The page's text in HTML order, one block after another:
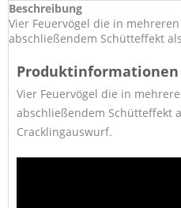
Beschreibung
Vier Feuervögel die in
abschließendem Schütteffekt
Produktinformationen
Vier Feuervögel die in
abschließendem Schütteffekt
Cracklingauswurf.